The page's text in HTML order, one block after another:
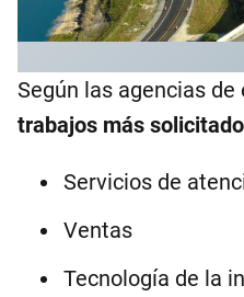
Según las agencias de
trabajos más
Servicios de
Ventas
Tecnología de la